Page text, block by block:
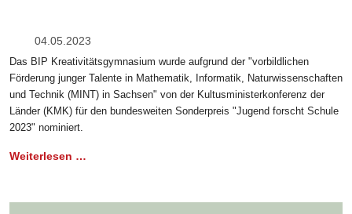
04.05.2023
Das BIP Kreativitätsgymnasium wurde aufgrund der "vorbildlichen
Förderung junger Talente in Mathematik, Informatik, Naturwissenschaften
und Technik (MINT) in Sachsen" von der Kultusministerkonferenz der
Länder (KMK) für den bundesweiten Sonderpreis "Jugend forscht Schule
2023" nominiert.
Weiterlesen …